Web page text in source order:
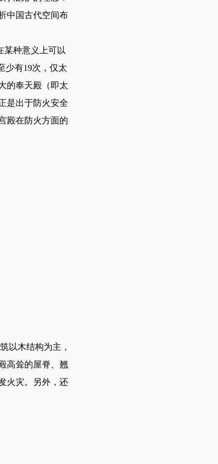
中国古代空间布
种意义上可以
少有19次，仅太
的奉天殿（即太
是出于防火安全
殿在防火方面的
以木结构为主，
高耸的屋脊、翘
火灾。另外，还